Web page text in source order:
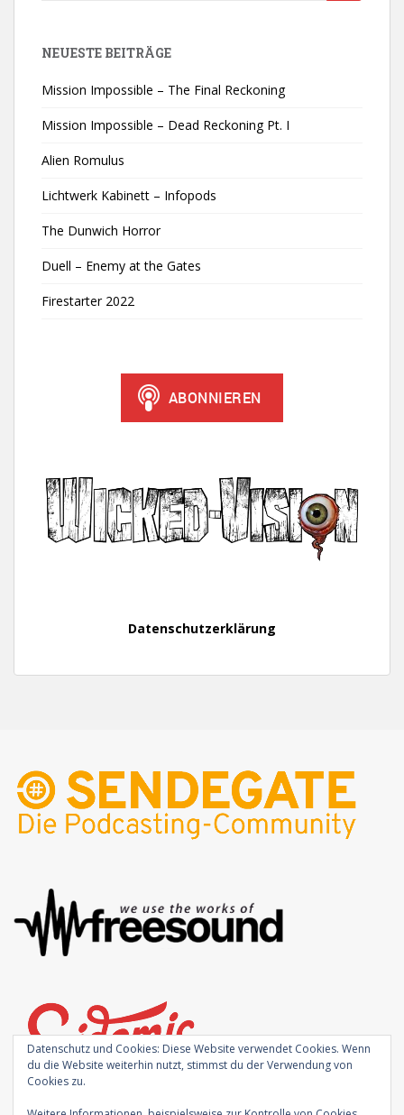
NEUESTE BEITRÄGE
Mission Impossible – The Final Reckoning
Mission Impossible – Dead Reckoning Pt. I
Alien Romulus
Lichtwerk Kabinett – Infopods
The Dunwich Horror
Duell – Enemy at the Gates
Firestarter 2022
Datenschutzerklärung
Datenschutz und Cookies: Diese Website verwendet Cookies. Wenn
du die Website weiterhin nutzt, stimmst du der Verwendung von
Cookies zu.